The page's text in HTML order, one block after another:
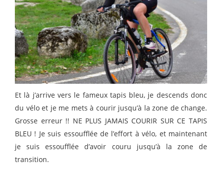
Et là j’arrive vers le fameux tapis bleu, je descends donc
du vélo et je me mets à courir jusqu’à la zone de change.
Grosse erreur !! NE PLUS JAMAIS COURIR SUR CE TAPIS
BLEU ! Je suis essoufflée de l’effort à vélo, et maintenant
je suis essoufflée d’avoir couru jusqu’à la zone de
transition.